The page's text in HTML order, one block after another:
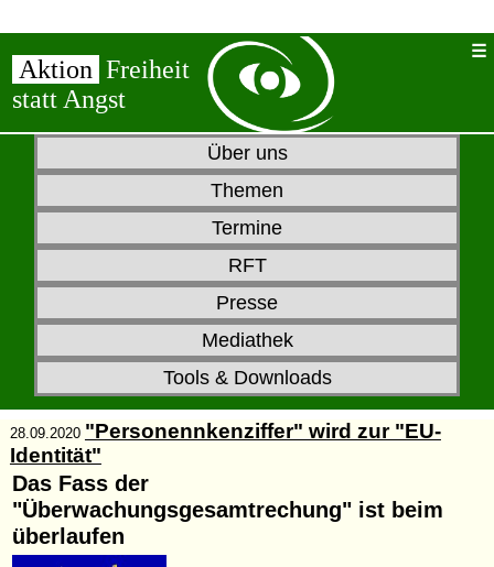
Aktion Freiheit
statt Angst
Über uns
Themen
Termine
RFT
Presse
Mediathek
Tools & Downloads
28.09.2020 "Personennkenziffer" wird zur "EU-
Identität"
Das Fass der
"Überwachungsgesamtrechung" ist beim
überlaufen